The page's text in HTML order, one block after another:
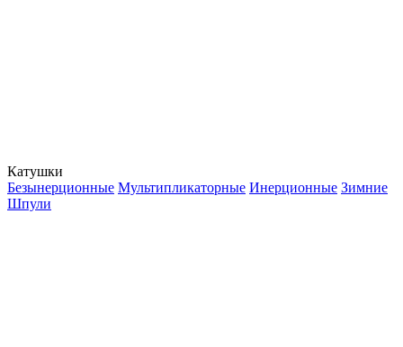
Катушки
Безынерционные Мультипликаторные Инерционные Зимние
Шпули